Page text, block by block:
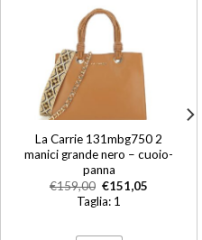
La Carrie 131mbg750 2
manici grande nero – cuoio-
panna
€159,00 €151,05
Taglia: 1